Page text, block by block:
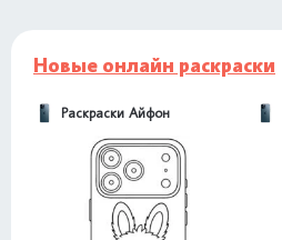
Новые онлайн раскраски
Раскраски Айфон